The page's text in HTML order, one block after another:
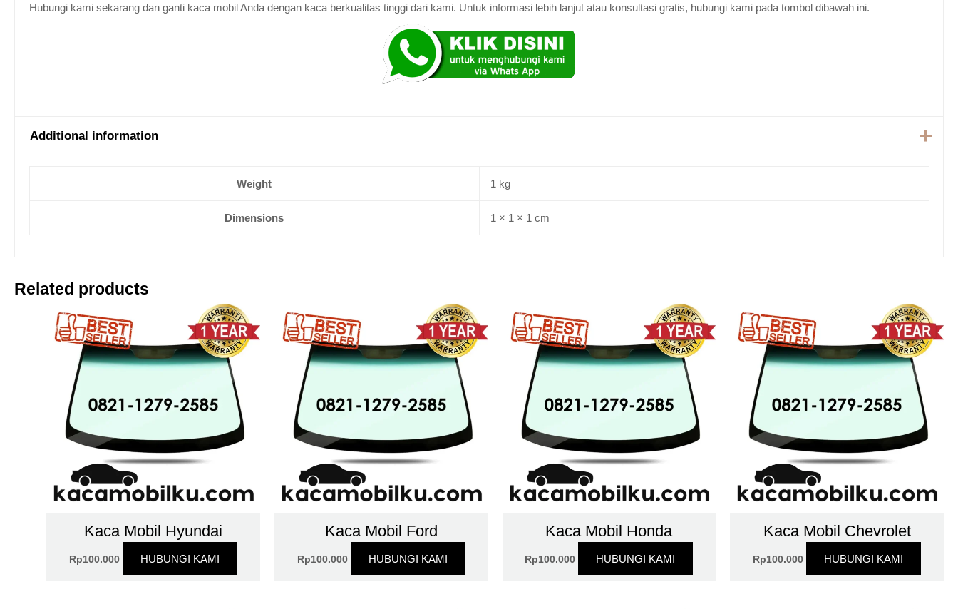
Hubungi kami sekarang dan ganti kaca mobil Anda dengan kaca berkualitas tinggi dari kami. Untuk informasi lebih lanjut atau konsultasi gratis, hubungi kami pada tombol dibawah ini.
Additional information
Weight 1 kg
Dimensions 1 × 1 × 1 cm
Related products
Kaca Mobil Hyundai
Rp100.000 HUBUNGI KAMI
Kaca Mobil Ford
Rp100.000 HUBUNGI KAMI
Kaca Mobil Honda
Rp100.000 HUBUNGI KAMI
Kaca Mobil Chevrolet
Rp100.000 HUBUNGI KAMI